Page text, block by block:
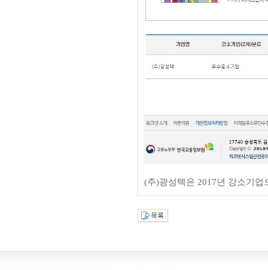
(주)광성텍은 2017년 강소기업